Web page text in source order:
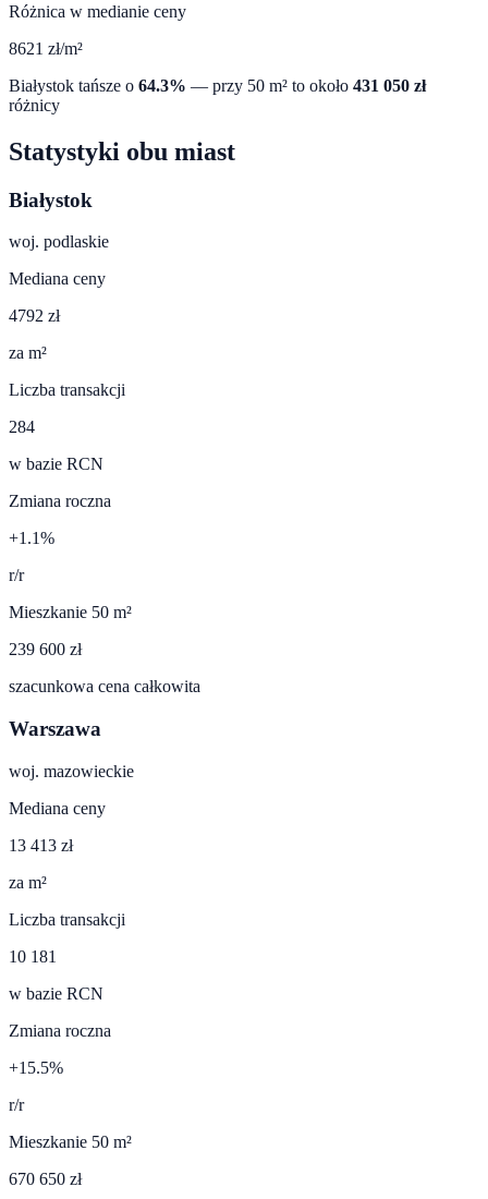
Różnica w medianie ceny
8621 zł/m²
Białystok tańsze o 64.3% — przy 50 m² to około 431 050 zł
różnicy
Statystyki obu miast
Białystok
woj. podlaskie
Mediana ceny
4792 zł
za m²
Liczba transakcji
284
w bazie RCN
Zmiana roczna
+1.1%
r/r
Mieszkanie 50 m²
239 600 zł
szacunkowa cena całkowita
Warszawa
woj. mazowieckie
Mediana ceny
13 413 zł
za m²
Liczba transakcji
10 181
w bazie RCN
Zmiana roczna
+15.5%
r/r
Mieszkanie 50 m²
670 650 zł